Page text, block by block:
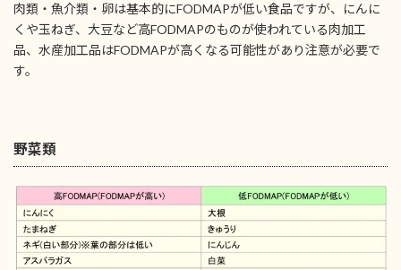
肉類・魚介類・卵は基本的にFODMAPが低い食品ですが、にんに
くや玉ねぎ、大豆など高FODMAPのものが使われている肉加工
品、水産加工品はFODMAPが高くなる可能性があり注意が必要で
す。
野菜類